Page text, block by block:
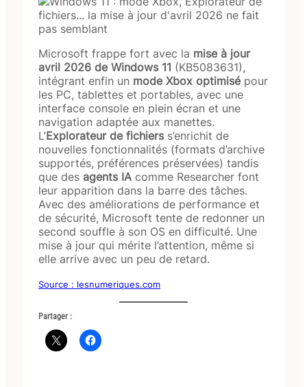
Microsoft frappe fort avec la mise à jour
avril 2026 de Windows 11 (KB5083631),
intégrant enfin un mode Xbox optimisépour
les PC, tablettes et portables, avec une
interface console en plein écran et une
navigation adaptée aux manettes.
L’Explorateur de fichierss’enrichit de
nouvelles fonctionnalités (formats d’archive
supportés, préférences préservées) tandis
que des agents IA comme Researcher font
leur apparition dans la barre des tâches.
Avec des améliorations de performance et
de sécurité, Microsoft tente de redonner un
second souffle à son OS en difficulté. Une
mise à jour qui mérite l’attention, même si
elle arrive avec un peu de retard.
Source : lesnumeriques.com
Partager :